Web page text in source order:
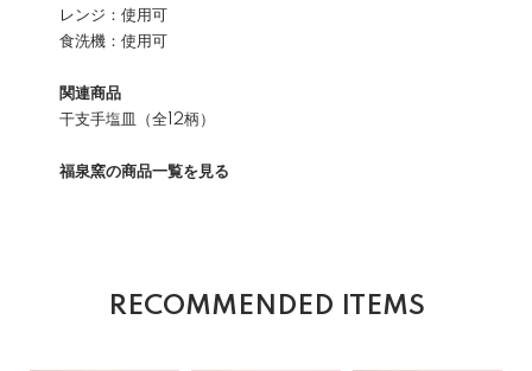
レンジ：使用可
食洗機：使用可
関連商品
干支手塩皿（全12柄）
福泉窯の商品一覧を見る
RECOMMENDED ITEMS